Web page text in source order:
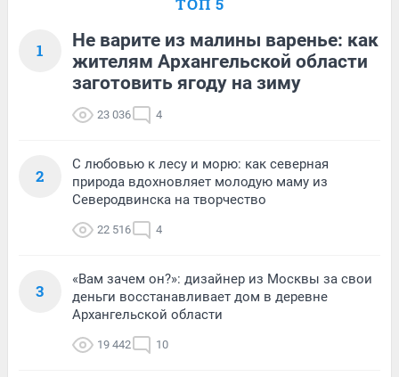
1
Не варите из малины варенье: как
жителям Архангельской области
заготовить ягоду на зиму
23 036 4
2
С любовью к лесу и морю: как северная
природа вдохновляет молодую маму из
Северодвинска на творчество
22 516 4
3
«Вам зачем он?»: дизайнер из Москвы за свои
деньги восстанавливает дом в деревне
Архангельской области
19 442 10